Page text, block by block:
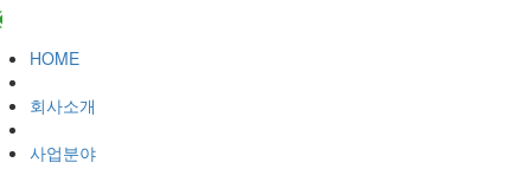
HOME
회사소개
사업분야